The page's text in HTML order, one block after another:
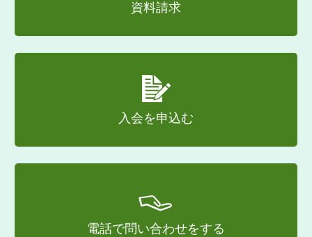
資料請求
入会を申込む
電話で問い合わせをする